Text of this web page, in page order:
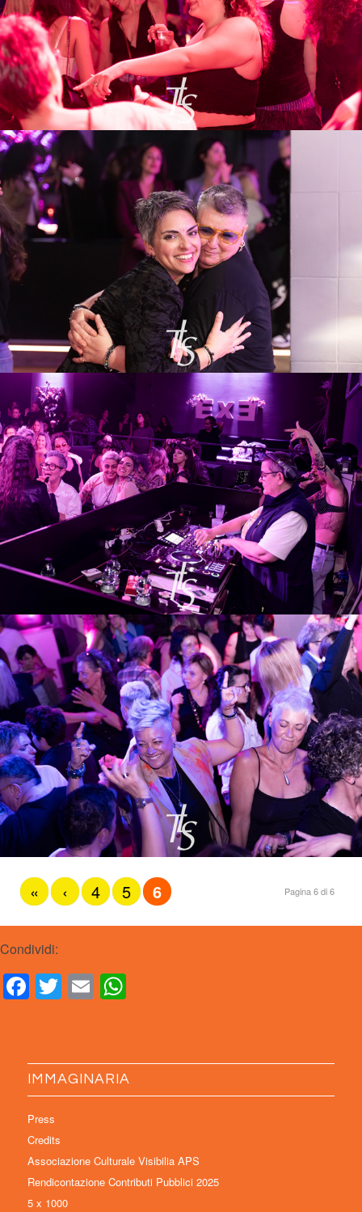
Pagina 6 di 6
« ‹ 4 5 6
Condividi:
Facebook
Twitter
Email
IMMAGINARIA
Press
Credits
Associazione Culturale Visibilia APS
Rendicontazione Contributi Pubblici 2025
5 x 1000